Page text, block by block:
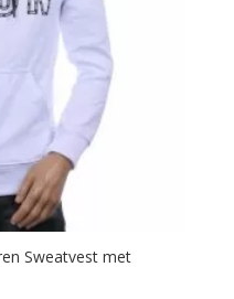
Sweatvest met